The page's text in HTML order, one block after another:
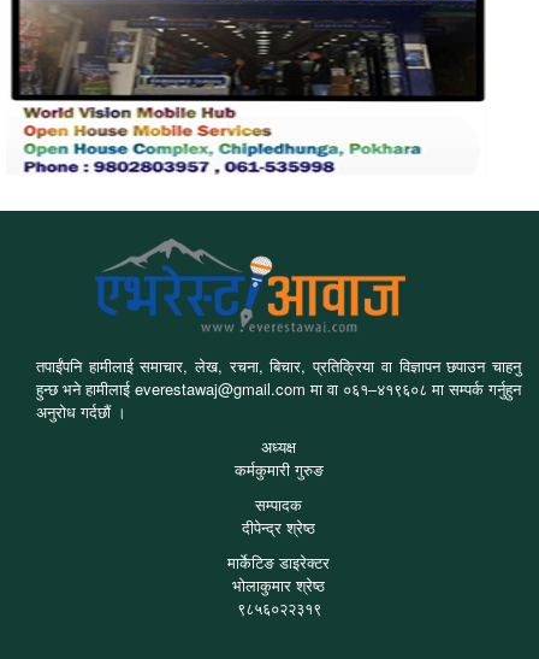
तपाईंपनि हामीलाई समाचार, लेख, रचना, बिचार, प्रतिक्रिया वा विज्ञापन छपाउन चाहनु
हुन्छ भने हामीलाई everestawaj@gmail.com मा वा ०६१–४१९६०८ मा सम्पर्क गर्नुहुन
अनुरोध गर्दछौं ।
अध्यक्ष
कर्मकुमारी गुरुङ
सम्पादक
दीपेन्द्र श्रेष्ठ
मार्केटिङ डाइरेक्टर
भोलाकुमार श्रेष्ठ
९८५६०२२३१९